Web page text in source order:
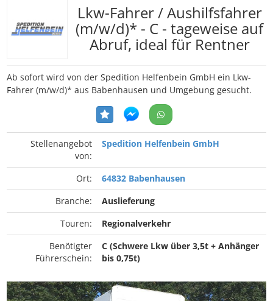
Lkw-Fahrer / Aushilfsfahrer
(m/w/d)* - C - tageweise auf
Abruf, ideal für Rentner
Ab sofort wird von der Spedition Helfenbein GmbH ein Lkw-
Fahrer (m/w/d)* aus Babenhausen und Umgebung gesucht.
Stellenangebot
von:
Spedition Helfenbein GmbH
Ort:
64832 Babenhausen
Branche:
Auslieferung
Touren:
Regionalverkehr
Benötigter
Führerschein:
C (Schwere Lkw über 3,5t + Anhänger
bis 0,75t)